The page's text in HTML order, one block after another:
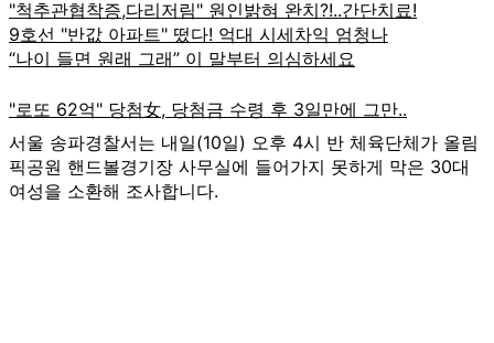
서울 송파경찰서는 내일(10일) 오후 4시 반 체육단체가 올림
픽공원 핸드볼경기장 사무실에 들어가지 못하게 막은 30대
여성을 소환해 조사합니다.